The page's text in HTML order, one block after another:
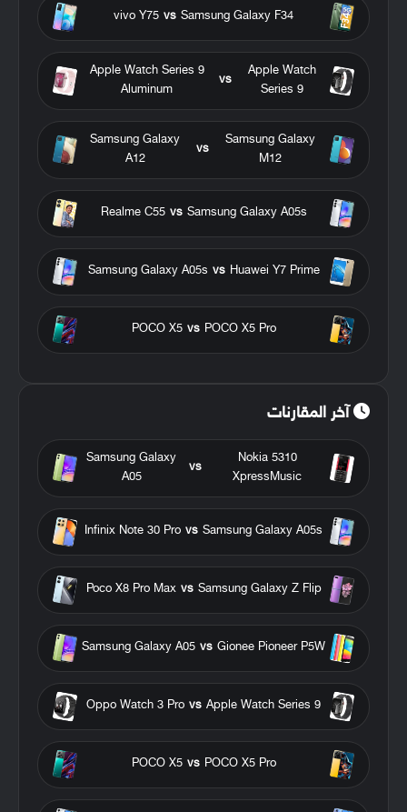
Samsung Galaxy F34
vs
vivo Y75
Apple Watch
Series 9
vs
Apple Watch Series 9
Aluminum
Samsung Galaxy
M12
vs
Samsung Galaxy
A12
Samsung Galaxy A05s
vs
Realme C55
Huawei Y7 Prime
vs
Samsung Galaxy A05s
POCO X5 Pro
vs
POCO X5
آخر المقارنات
Nokia 5310
XpressMusic
vs
Samsung Galaxy
A05
Samsung Galaxy A05s
vs
Infinix Note 30 Pro
Samsung Galaxy Z Flip
vs
Poco X8 Pro Max
Gionee Pioneer P5W
vs
Samsung Galaxy A05
Apple Watch Series 9
vs
Oppo Watch 3 Pro
POCO X5 Pro
vs
POCO X5